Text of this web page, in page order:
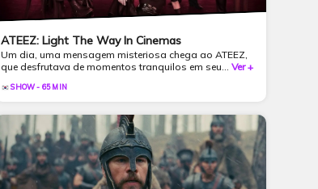
ATEEZ: Light The Way In Cinemas
Um dia, uma mensagem misteriosa chega ao ATEEZ,
que desfrutava de momentos tranquilos em seu... Ver +
SHOW - 65 MIN